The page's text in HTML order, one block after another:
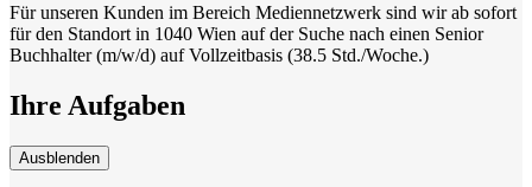
Für unseren Kunden im Bereich Mediennetzwerk sind wir ab sofort
für den Standort in 1040 Wien auf der Suche nach einen Senior
Buchhalter (m/w/d) auf Vollzeitbasis (38.5 Std./Woche.)
Ihre Aufgaben
Ausblenden